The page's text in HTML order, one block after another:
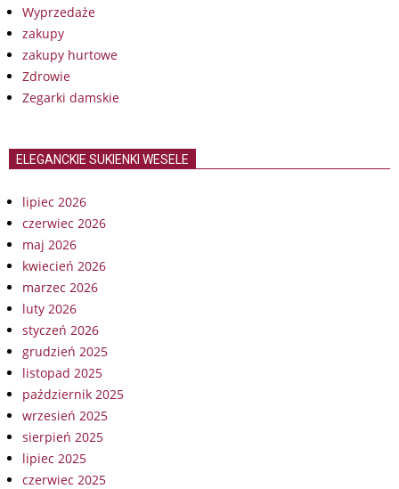
Wyprzedaże
zakupy
zakupy hurtowe
Zdrowie
Zegarki damskie
ELEGANCKIE SUKIENKI WESELE
lipiec 2026
czerwiec 2026
maj 2026
kwiecień 2026
marzec 2026
luty 2026
styczeń 2026
grudzień 2025
listopad 2025
październik 2025
wrzesień 2025
sierpień 2025
lipiec 2025
czerwiec 2025